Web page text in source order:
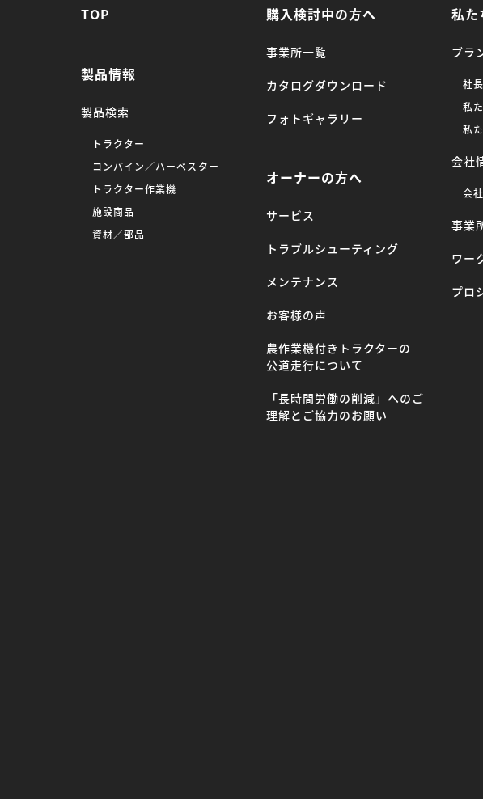
TOP
製品情報
製品検索
トラクター
コンバイン／ハーベスター
トラクター作業機
施設商品
資材／部品
購入検討中の方へ
事業所一覧
カタログダウンロード
フォトギャラリー
オーナーの方へ
サービス
トラブルシューティング
メンテナンス
お客様の声
農作業機付きトラクターの
公道走行について
「長時間労働の削減」へのご
理解とご協力のお願い
私た
ブラ
社
私
私
会社
会
事業
ワー
プロ